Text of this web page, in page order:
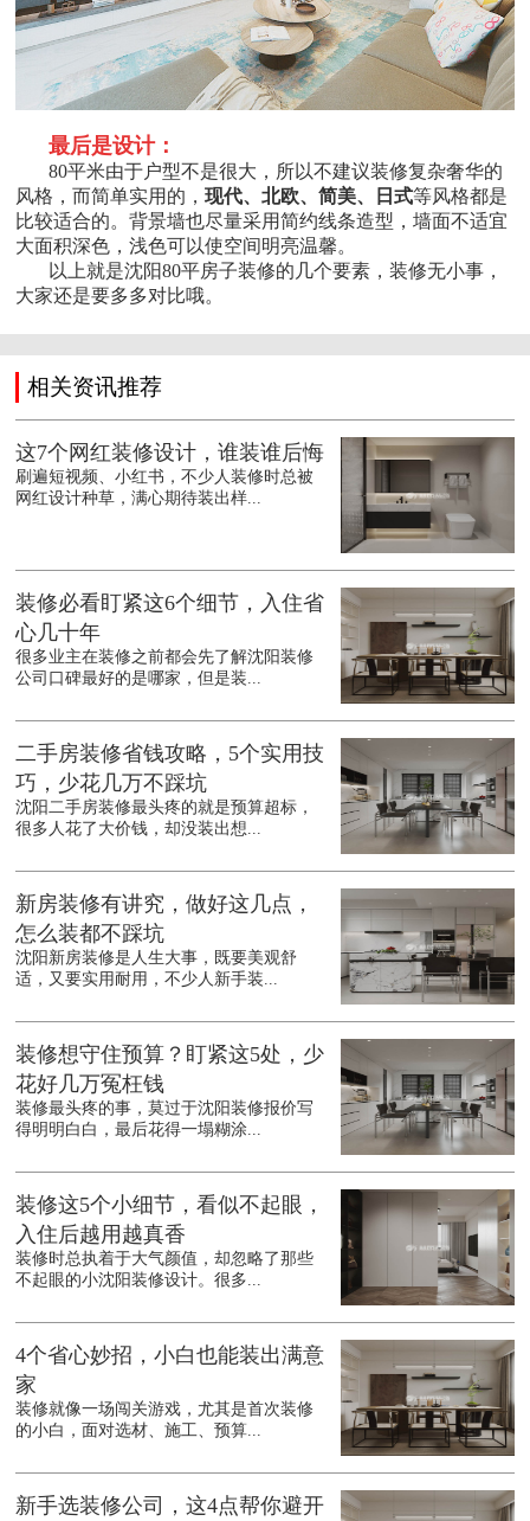
最后是设计：
80平米由于户型不是很大，所以不建议装修复杂奢华的
风格，而简单实用的，现代、北欧、简美、日式等风格都是
比较适合的。背景墙也尽量采用简约线条造型，墙面不适宜
大面积深色，浅色可以使空间明亮温馨。
以上就是沈阳80平房子装修的几个要素，装修无小事，
大家还是要多多对比哦。
相关资讯推荐
这7个网红装修设计，谁装谁后悔
刷遍短视频、小红书，不少人装修时总被
网红设计种草，满心期待装出样...
装修必看盯紧这6个细节，入住省
心几十年
很多业主在装修之前都会先了解沈阳装修
公司口碑最好的是哪家，但是装...
二手房装修省钱攻略，5个实用技
巧，少花几万不踩坑
沈阳二手房装修最头疼的就是预算超标，
很多人花了大价钱，却没装出想...
新房装修有讲究，做好这几点，
怎么装都不踩坑
沈阳新房装修是人生大事，既要美观舒
适，又要实用耐用，不少人新手装...
装修想守住预算？盯紧这5处，少
花好几万冤枉钱
装修最头疼的事，莫过于沈阳装修报价写
得明明白白，最后花得一塌糊涂...
装修这5个小细节，看似不起眼，
入住后越用越真香
装修时总执着于大气颜值，却忽略了那些
不起眼的小沈阳装修设计。很多...
4个省心妙招，小白也能装出满意
家
装修就像一场闯关游戏，尤其是首次装修
的小白，面对选材、施工、预算...
新手选装修公司，这4点帮你避开